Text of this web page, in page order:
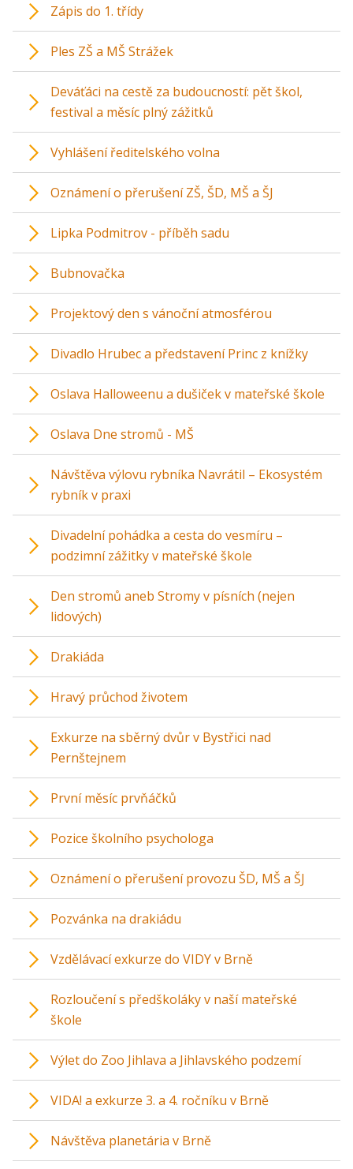
Zápis do 1. třídy
Ples ZŠ a MŠ Strážek
Deváťáci na cestě za budoucností: pět škol,
festival a měsíc plný zážitků
Vyhlášení ředitelského volna
Oznámení o přerušení ZŠ, ŠD, MŠ a ŠJ
Lipka Podmitrov - příběh sadu
Bubnovačka
Projektový den s vánoční atmosférou
Divadlo Hrubec a představení Princ z knížky
Oslava Halloweenu a dušiček v mateřské škole
Oslava Dne stromů - MŠ
Návštěva výlovu rybníka Navrátil – Ekosystém
rybník v praxi
Divadelní pohádka a cesta do vesmíru –
podzimní zážitky v mateřské škole
Den stromů aneb Stromy v písních (nejen
lidových)
Drakiáda
Hravý průchod životem
Exkurze na sběrný dvůr v Bystřici nad
Pernštejnem
První měsíc prvňáčků
Pozice školního psychologa
Oznámení o přerušení provozu ŠD, MŠ a ŠJ
Pozvánka na drakiádu
Vzdělávací exkurze do VIDY v Brně
Rozloučení s předškoláky v naší mateřské
škole
Výlet do Zoo Jihlava a Jihlavského podzemí
VIDA! a exkurze 3. a 4. ročníku v Brně
Návštěva planetária v Brně